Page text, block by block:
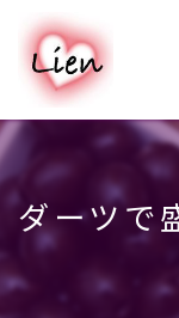
ダーツで